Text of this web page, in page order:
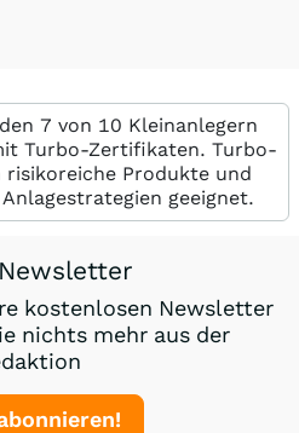
7 von 10 Kleinanlegern
Turbo-Zertifikaten. Turbo-
Produkte und
geeignet.
Newsletter
kostenlosen Newsletter
nichts mehr aus der